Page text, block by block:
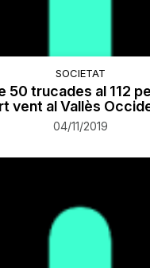
SOCIETAT
50 trucades al 112
vent al Vallès
04/11/2019